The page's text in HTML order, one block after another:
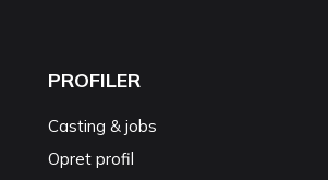
PROFILER
Casting & jobs
Opret profil